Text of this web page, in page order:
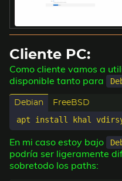
Cliente PC:
Como cliente vamos a
disponible tanto para
Debian FreeBSD
En mi caso estoy bajo
podría ser ligeramente
sobretodo los paths: